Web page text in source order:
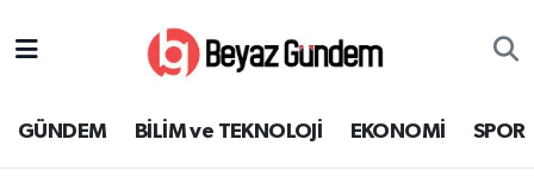
GÜNDEM BİLİM ve TEKNOLOJİ EKONOMİ SPOR